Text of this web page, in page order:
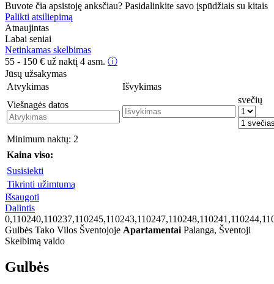
Buvote čia apsistoję anksčiau? Pasidalinkite savo įspūdžiais su kitais
Palikti atsiliepimą
Atnaujintas
Labai seniai
Netinkamas skelbimas
55 - 150 € už naktį 4 asm. ⓘ
Jūsų užsakymas
Atvykimas
Išvykimas
Viešnagės datos
svečių
Minimum naktų: 2
Kaina viso:
Susisiekti
Tikrinti užimtumą
Išsaugoti
Dalintis
Gulbės Tako Vilos Šventojoje Apartamentai Palanga, Šventoji
Skelbimą valdo
Gulbės